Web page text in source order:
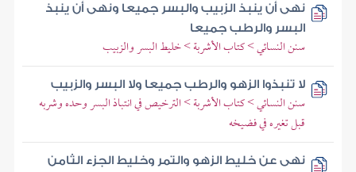
نهى أن ينبذ الزبيب والبسر جميعا ونهى أن ينبذ
البسر والرطب جميعا
سنن النسائي > كتاب الأشربة > خليط البسر والزبيب
لا تنبذوا الزهو والرطب جميعا ولا البسر والزبيب
سنن النسائي > كتاب الأشربة > الترخيص في انتباذ البسر وحده وشربه
قبل تغيره في فضيخه
نهى عن خليط الزهو والتمر وخليط الجزء الثامن